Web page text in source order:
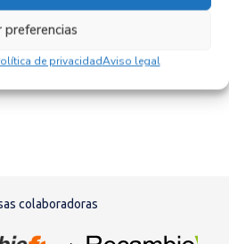
preferencias
de privacidadAviso legal
colaboradoras